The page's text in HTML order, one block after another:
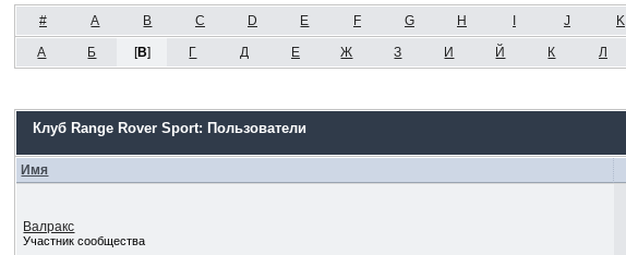
# A B C D E F G H J K
А Б [В] Г Д Е Ж З И Й К Л
Клуб Range Rover Sport: Пользователи
Имя
Валракс
Участник сообщества